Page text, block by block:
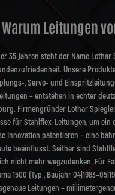
Warum Leitungen
35 Jahren steht der Name
Unsere
, Servo- und
– entstehen in echter
Firmengründer Lothar
für Stahlflex-Leitungen, um ein
Innovation patentieren – eine
beeinflusst. Seither sind
nicht mehr wegzudenken. Für
1500 (Typ , Baujahr
Leitungen –